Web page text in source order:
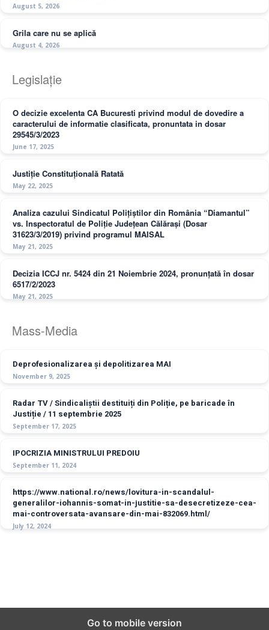
August 5, 2026
Grila care nu se aplică
August 4, 2026
Legislație
O decizie excelenta CA Bucuresti privind modul de dovedire a
caracterului de informatie clasificata, pronuntata in dosar
29545/3/2023
June 17, 2025
Justiție Constituțională Ratată
May 22, 2025
Analiza cazului Sindicatul Polițiștilor din România “Diamantul”
vs. Inspectoratul de Poliție Județean Călărași (Dosar
31623/3/2019) privind programul MAISAL
May 21, 2025
Decizia ICCJ nr. 5424 din 21 Noiembrie 2024, pronunțată în dosar
6517/2/2023
May 21, 2025
Mass-Media
Deprofesionalizarea și depolitizarea MAI
November 9, 2025
Radar TV / Sindicaliștii destituiți din Poliție, pe baricade în
Justiție / 11 septembrie 2025
September 17, 2025
IPOCRIZIA MINISTRULUI PREDOIU
September 11, 2024
https://www.national.ro/news/lovitura-in-scandalul-
generalilor-iohannis-somat-in-justitie-sa-desecretizeze-cea-
mai-controversata-avansare-din-mai-832069.html/
July 12, 2024
Go to mobile version